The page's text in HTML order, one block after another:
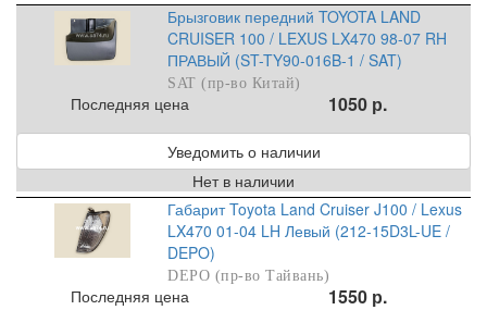
Брызговик передний TOYOTA LAND
CRUISER 100 / LEXUS LX470 98-07 RH
ПРАВЫЙ (ST-TY90-016B-1 / SAT)
SAT (пр-во Китай)
Последняя цена 1050 р.
Уведомить о наличии
Нет в наличии
Габарит Toyota Land Cruiser J100 / Lexus
LX470 01-04 LH Левый (212-15D3L-UE /
DEPO)
DEPO (пр-во Тайвань)
Последняя цена 1550 р.